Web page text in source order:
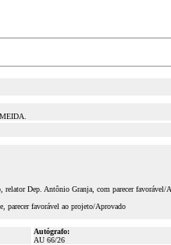
Dep. Antônio Granja, com parecer favorável/
parecer favorável ao projeto/Aprovado
Autógrafo:
AU 66/26